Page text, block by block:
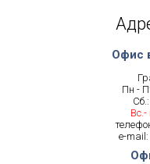
Офис
Пн -
Вс.-
e-mail: